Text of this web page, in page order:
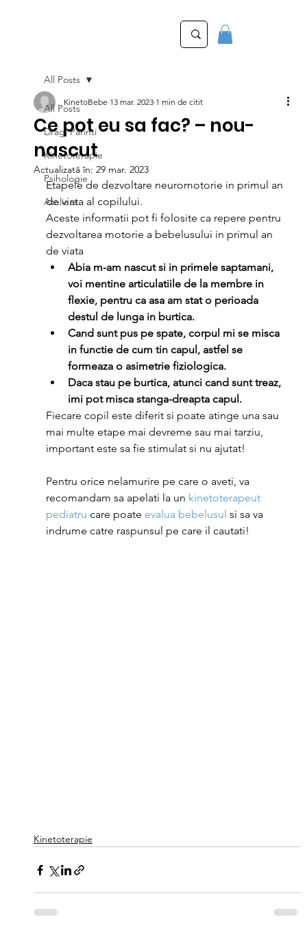
All Posts
Dragi Parinti
Kinetoterapie
Psihologie
Ateliere
All Posts
Ce pot eu sa fac? – nou-
nascut
KinetoBebe 13 mar. 2023 1 min de citit
Actualizată în: 29 mar. 2023
Etapele de dezvoltare neuromotorie in primul an
de viata al copilului.
Aceste informatii pot fi folosite ca repere pentru
dezvoltarea motorie a bebelusului in primul an
de viata
Abia m-am nascut si in primele saptamani,
voi mentine articulatiile de la membre in
flexie, pentru ca asa am stat o perioada
destul de lunga in burtica.
Cand sunt pus pe spate, corpul mi se misca
in functie de cum tin capul, astfel se
formeaza o asimetrie fiziologica.
Daca stau pe burtica, atunci cand sunt treaz,
imi pot misca stanga-dreapta capul.
Fiecare copil este diferit si poate atinge una sau
mai multe etape mai devreme sau mai tarziu,
important este sa fie stimulat si nu ajutat!
Pentru orice nelamurire pe care o aveti, va
recomandam sa apelati la un kinetoterapeut
pediatru care poate evalua bebelusul si sa va
indrume catre raspunsul pe care il cautati!
Kinetoterapie